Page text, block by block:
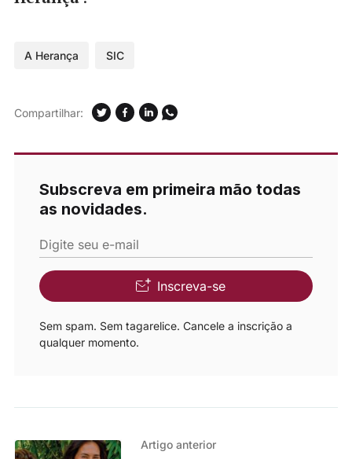
A Herança SIC
Compartilhar:
Subscreva em primeira mão todas
as novidades.
Digite seu e-mail
Inscreva-se
Sem spam. Sem tagarelice. Cancele a inscrição a
qualquer momento.
Artigo anterior